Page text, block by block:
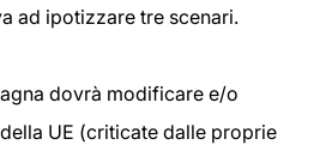
ad ipotizzare tre scenari.
dovrà modificare e/o
UE (criticate dalle proprie